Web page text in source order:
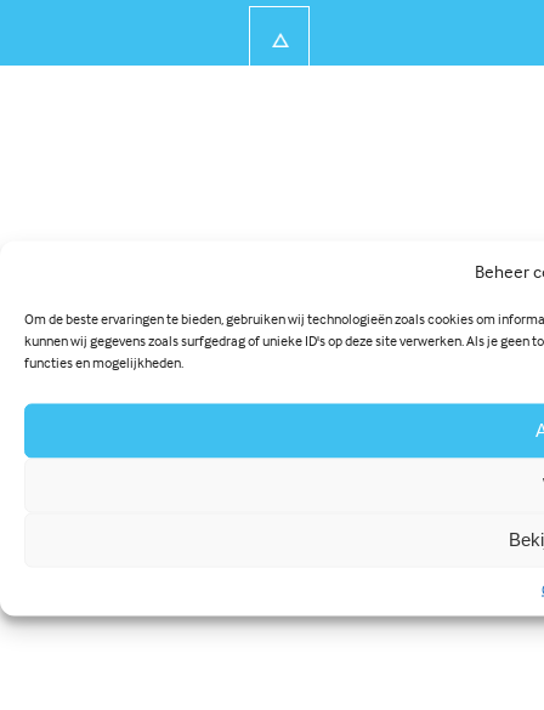
Beheer
Om de beste ervaringen te bieden, gebruiken wij technologieën zoals cookies om
kunnen wij gegevens zoals surfgedrag of unieke ID's op deze site verwerken. Als je
functies en mogelijkheden.